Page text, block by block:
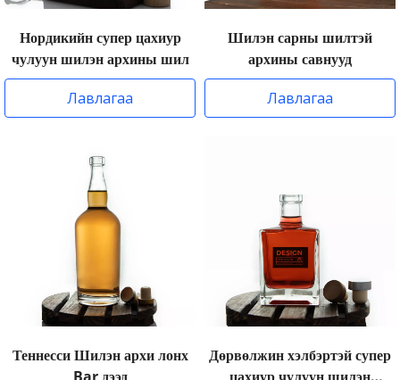
Нордикийн супер цахиур
чулуун шилэн архины шил
Лавлагаа
Шилэн сарны шилтэй
архины савнууд
Лавлагаа
Теннесси Шилэн архи лонх
Дөрвөлжин хэлбэртэй супер